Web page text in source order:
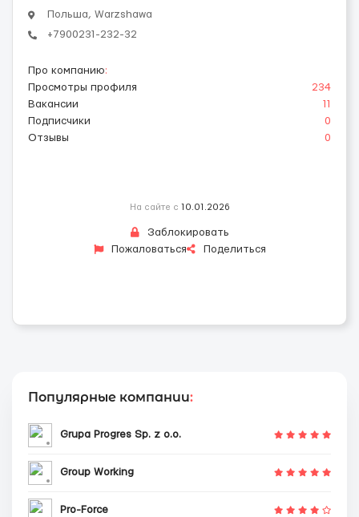
Польша, Warzshawa
+7900231-232-32
Про компанию:
Просмотры профиля
234
Вакансии
11
Подписчики
0
Отзывы
0
На сайте с 10.01.2026
Заблокировать
Пожаловаться
Поделиться
Популярные компании:
Grupa Progres Sp. z o.o.
Group Working
Pro-Force